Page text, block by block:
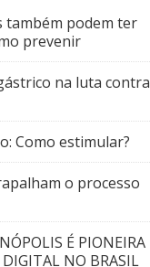
também podem ter
prevenir
na luta contra
Como estimular?
o processo
É PIONEIRA
NO BRASIL